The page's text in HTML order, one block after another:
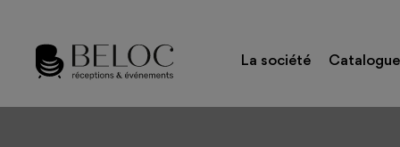
La société Catalogue